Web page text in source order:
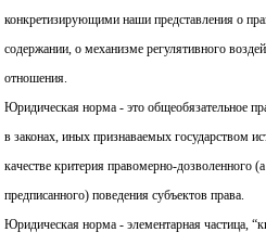
конкретизирующими наши представления о
содержании, о механизме регулятивного
отношения.
Юридическая норма - это общеобязательное
в законах, иных признаваемых государством
качестве критерия правомерно-дозволенного
предписанного) поведения субъектов права.
Юридическая норма - элементарная частица,